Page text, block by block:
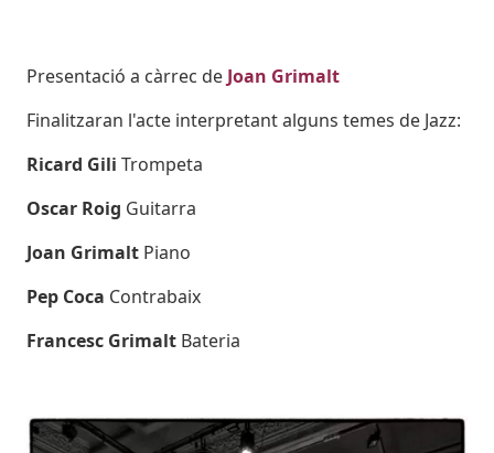
Body
Presentació a càrrec de Joan Grimalt
Finalitzaran l'acte interpretant alguns temes de Jazz:
Ricard Gili Trompeta
Oscar Roig Guitarra
Joan Grimalt Piano
Pep Coca Contrabaix
Francesc Grimalt Bateria
Imatges
Image